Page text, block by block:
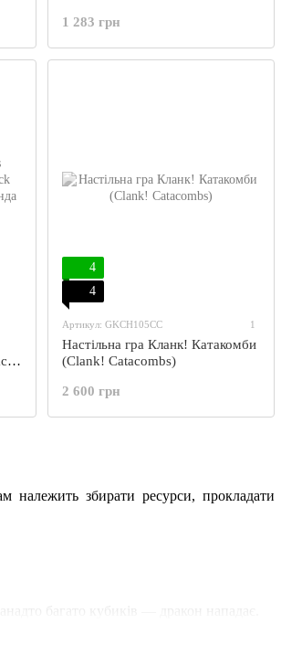
належить збирати ресурси, прокладати
багато кубиків — дракон нападає.
1 283 грн
4
4
Артикул: GKCH105CC 1
Настільна гра Кланк! Катакомби
(Clank! Catacombs)
2 600 грн